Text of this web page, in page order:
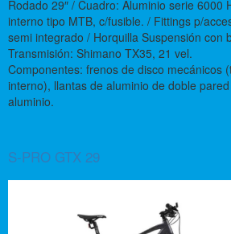
Rodado 29″ / Cuadro: Aluminio serie 6000
interno tipo MTB, c/fusible. / Fittings p/
semi integrado / Horquilla Suspensión con
Transmisión: Shimano TX35, 21 vel.
Componentes: frenos de disco mecánicos
interno), llantas de aluminio de doble
aluminio.
S-PRO GTX 29